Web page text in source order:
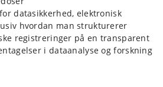
datasikkerhed, elektronisk
hvordan man strukturerer
registreringer på en transparent
i dataanalyse og forskning